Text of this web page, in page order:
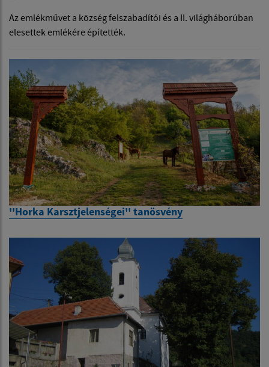
Az emlékművet a község felszabadítói és a II. világháborúban
elesettek emlékére építették.
''Horka Karsztjelenségei'' tanösvény